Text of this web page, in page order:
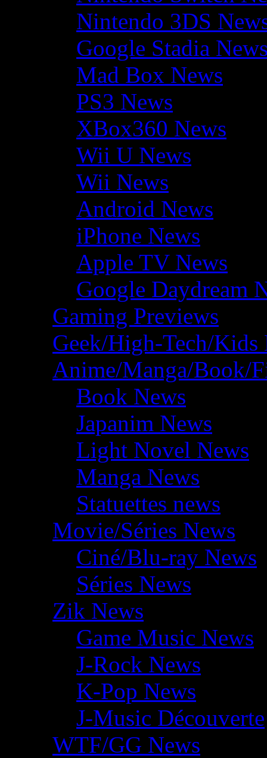
Nintendo 3DS
Google Stadia
Mad Box News
PS3 News
XBox360 News
Wii U News
Wii News
Android News
iPhone News
Apple TV News
Google Daydream
Gaming Previews
Geek/High-Tech/Kids
Anime/Manga/Book/
Book News
Japanim News
Light Novel News
Manga News
Statuettes news
Movie/Séries News
Ciné/Blu-ray News
Séries News
Zik News
Game Music News
J-Rock News
K-Pop News
J-Music Découverte
WTF/GG News